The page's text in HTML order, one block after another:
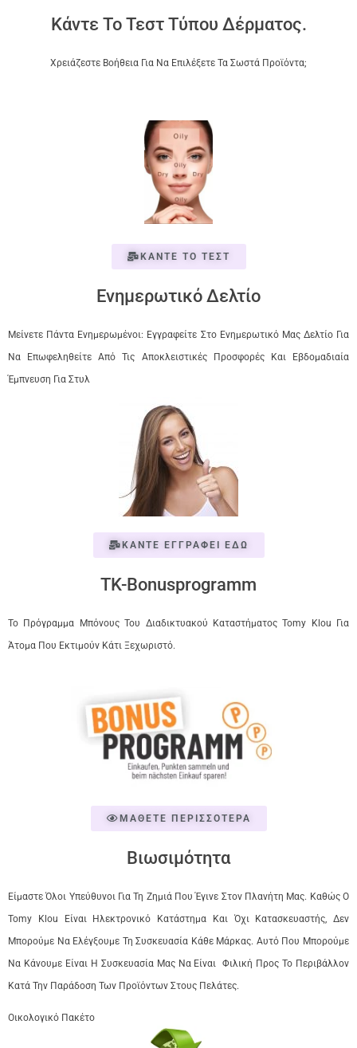
Κάντε Το Τεστ Τύπου Δέρματος.
Χρειάζεστε Βοήθεια Για Να Επιλέξετε Τα Σωστά Προϊόντα;
ΚΑΝΤΕ ΤΟ ΤΕΣΤ
Ενημερωτικό Δελτίο
Μείνετε Πάντα Ενημερωμένοι: Εγγραφείτε Στο Ενημερωτικό Μας Δελτίο Για
Να Επωφεληθείτε Από Τις Αποκλειστικές Προσφορές Και Εβδομαδιαία
Έμπνευση Για Στυλ
ΚΑΝΤΕ ΕΓΓΡΑΦΕΙ ΕΔΩ
TK-Bonusprogramm
Το Πρόγραμμα Μπόνους Του Διαδικτυακού Καταστήματος Tomy Klou Για
Άτομα Που Εκτιμούν Κάτι Ξεχωριστό.
ΜΑΘΕΤΕ ΠΕΡΙΣΣΟΤΕΡΑ
Βιωσιμότητα
Είμαστε Όλοι Υπεύθυνοι Για Τη Ζημιά Που Έγινε Στον Πλανήτη Μας. Καθώς Ο
Tomy Klou Είναι Ηλεκτρονικό Κατάστημα Και Όχι Κατασκευαστής, Δεν
Μπορούμε Να Ελέγξουμε Τη Συσκευασία Κάθε Μάρκας. Αυτό Που Μπορούμε
Να Κάνουμε Είναι Η Συσκευασία Μας Να Είναι Φιλική Προς Το Περιβάλλον
Κατά Την Παράδοση Των Προϊόντων Στους Πελάτες.
Οικολογικό Πακέτο